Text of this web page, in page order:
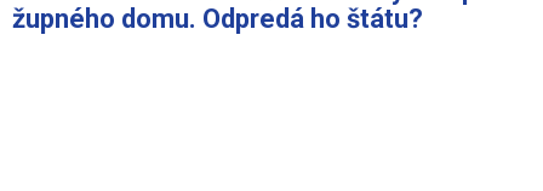
župného domu. Odpredá ho štátu?